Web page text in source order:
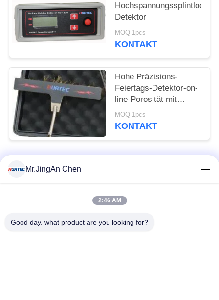
Hochspannungssplintloch-
Detektor
MOQ:1pcs
KONTAKT
Hohe Präzisions-
Feiertags-Detektor-on-
line-Porosität mit
Digitalanzeige HD-120
MOQ:1pcs
KONTAKT
Beliebte Kategorien Alle
Ultraschall-
Mr.JingAn Chen
2:46 AM
Good day, what product are you looking for?